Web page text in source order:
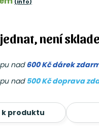
(info)
není
nad600 Kč dárek
nad 500 Kč doprava
k produktu